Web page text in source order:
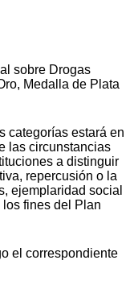
sobre Drogas
Medalla de Plata
categorías estará en
las circunstancias
a distinguir
repercusión o la
ejemplaridad social
fines del Plan
el correspondiente